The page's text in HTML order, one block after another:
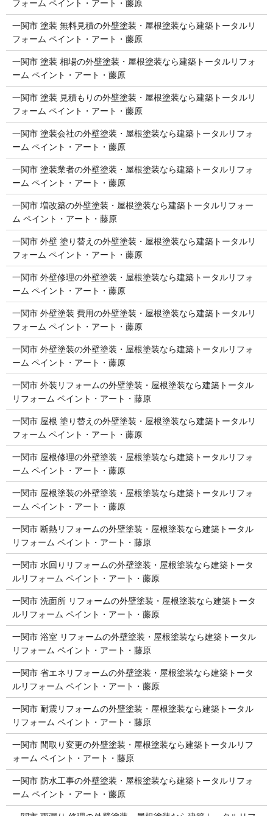
フォーム ペイント・アート・藤原
一関市 塗装 無料見積の外壁塗装・屋根塗装なら建築トータルリ
フォーム ペイント・アート・藤原
一関市 塗装 相場の外壁塗装・屋根塗装なら建築トータルリフォ
ーム ペイント・アート・藤原
一関市 塗装 見積もりの外壁塗装・屋根塗装なら建築トータルリ
フォーム ペイント・アート・藤原
一関市 塗装会社の外壁塗装・屋根塗装なら建築トータルリフォ
ーム ペイント・アート・藤原
一関市 塗装業者の外壁塗装・屋根塗装なら建築トータルリフォ
ーム ペイント・アート・藤原
一関市 増改築の外壁塗装・屋根塗装なら建築トータルリフォー
ム ペイント・アート・藤原
一関市 外壁 塗り替えの外壁塗装・屋根塗装なら建築トータルリ
フォーム ペイント・アート・藤原
一関市 外壁修理の外壁塗装・屋根塗装なら建築トータルリフォ
ーム ペイント・アート・藤原
一関市 外壁塗装 費用の外壁塗装・屋根塗装なら建築トータルリ
フォーム ペイント・アート・藤原
一関市 外壁塗装の外壁塗装・屋根塗装なら建築トータルリフォ
ーム ペイント・アート・藤原
一関市 外装リフォームの外壁塗装・屋根塗装なら建築トータル
リフォーム ペイント・アート・藤原
一関市 屋根 塗り替えの外壁塗装・屋根塗装なら建築トータルリ
フォーム ペイント・アート・藤原
一関市 屋根修理の外壁塗装・屋根塗装なら建築トータルリフォ
ーム ペイント・アート・藤原
一関市 屋根塗装の外壁塗装・屋根塗装なら建築トータルリフォ
ーム ペイント・アート・藤原
一関市 断熱リフォームの外壁塗装・屋根塗装なら建築トータル
リフォーム ペイント・アート・藤原
一関市 水回りリフォームの外壁塗装・屋根塗装なら建築トータ
ルリフォーム ペイント・アート・藤原
一関市 洗面所 リフォームの外壁塗装・屋根塗装なら建築トータ
ルリフォーム ペイント・アート・藤原
一関市 浴室 リフォームの外壁塗装・屋根塗装なら建築トータル
リフォーム ペイント・アート・藤原
一関市 省エネリフォームの外壁塗装・屋根塗装なら建築トータ
ルリフォーム ペイント・アート・藤原
一関市 耐震リフォームの外壁塗装・屋根塗装なら建築トータル
リフォーム ペイント・アート・藤原
一関市 間取り変更の外壁塗装・屋根塗装なら建築トータルリフ
ォーム ペイント・アート・藤原
一関市 防水工事の外壁塗装・屋根塗装なら建築トータルリフォ
ーム ペイント・アート・藤原